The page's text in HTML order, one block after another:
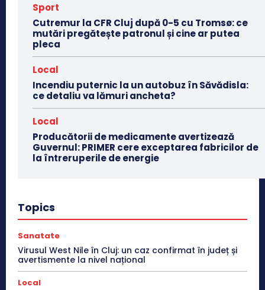
Sport
Cutremur la CFR Cluj după 0-5 cu Tromsø: ce
mutări pregătește patronul și cine ar putea
pleca
Local
Incendiu puternic la un autobuz în Săvădisla:
ce detaliu va lămuri ancheta?
Local
Producătorii de medicamente avertizează
Guvernul: PRIMER cere exceptarea fabricilor de
la întreruperile de energie
Topics
Sanatate
Virusul West Nile în Cluj: un caz confirmat în județ și
avertismente la nivel național
Local